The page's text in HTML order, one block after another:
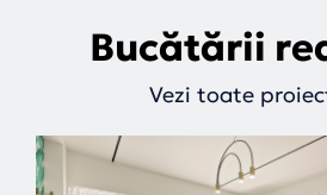
Bucătării
Vezi toate